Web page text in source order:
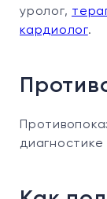
уролог,
кардиолог.
диагностике